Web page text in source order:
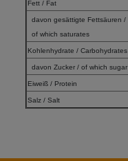
Fett / Fat
davon gesättigte Fettsäuren /
of which saturates
Kohlenhydrate / Carbohydrates
davon Zucker / of which sugar
Eiweiß / Protein
Salz / Salt